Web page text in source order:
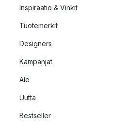
Inspiraatio & Vinkit
Tuotemerkit
Designers
Kampanjat
Ale
Uutta
Bestseller